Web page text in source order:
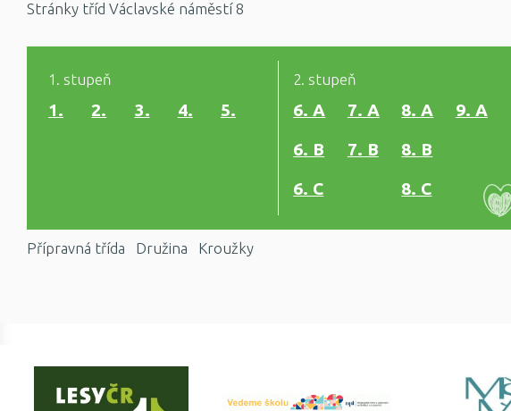
Stránky tříd Václavské náměstí 8
1. stupeň
1. 2. 3. 4. 5.
2. stupeň
6. A
6. B
6. C
7. A
7. B
8. A
8. B
8. C
9. A
Přípravná třída Družina Kroužky